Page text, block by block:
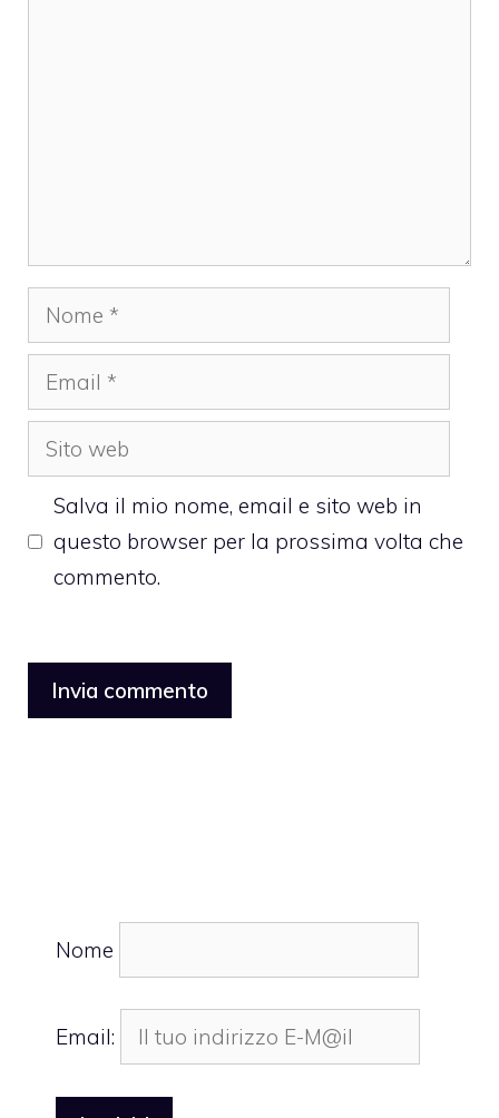
Nome
Email
Sito
web
Salva il mio nome, email e sito web in
questo browser per la prossima volta che
commento.
Nome
Email: